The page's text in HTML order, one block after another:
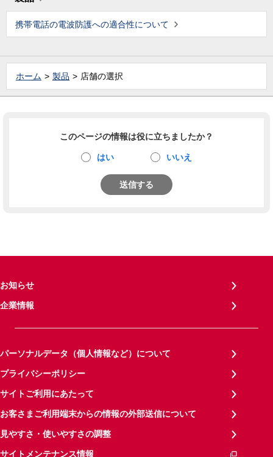
携帯電話の電波防護への適合性について
ホーム 製品 店舗の選択
このページの情報は役に立ちましたか？
はい いいえ
送信する
お知らせ
企業情報
パーソナルデータ（個人情報など）について
プライバシーポリシー
サイトご利用にあたって
お客さまご利用端末からの情報の外部送信について
見やすさ・使いやすさの調整
サイトメンテナンス情報